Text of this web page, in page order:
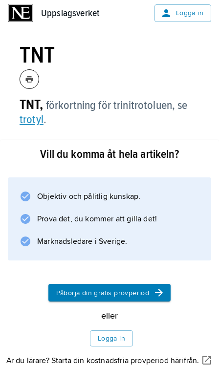
Uppslagsverket Logga in
TNT
TNT, förkortning för trinitrotoluen, se
trotyl.
Vill du komma åt hela artikeln?
Objektiv och pålitlig kunskap.
Prova det, du kommer att gilla det!
Marknadsledare i Sverige.
Påbörja din gratis provperiod
eller
Logga in
Är du lärare? Starta din kostnadsfria provperiod härifrån.